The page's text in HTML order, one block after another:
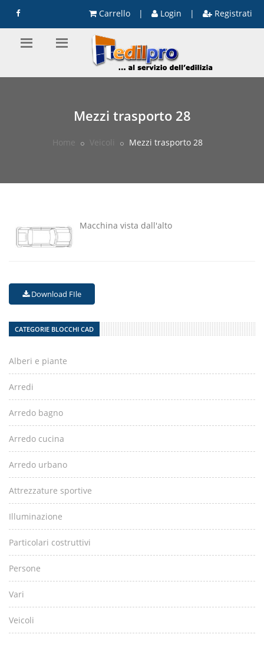
Carrello | Login | Registrati
Mezzi trasporto 28
Home Veicoli Mezzi trasporto 28
Macchina vista dall'alto
Download FIle
CATEGORIE BLOCCHI CAD
Alberi e piante
Arredi
Arredo bagno
Arredo cucina
Arredo urbano
Attrezzature sportive
Illuminazione
Particolari costruttivi
Persone
Vari
Veicoli